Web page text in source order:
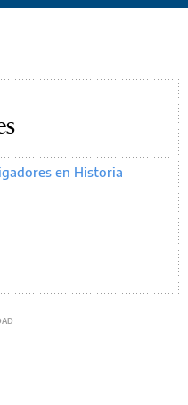
en Historia